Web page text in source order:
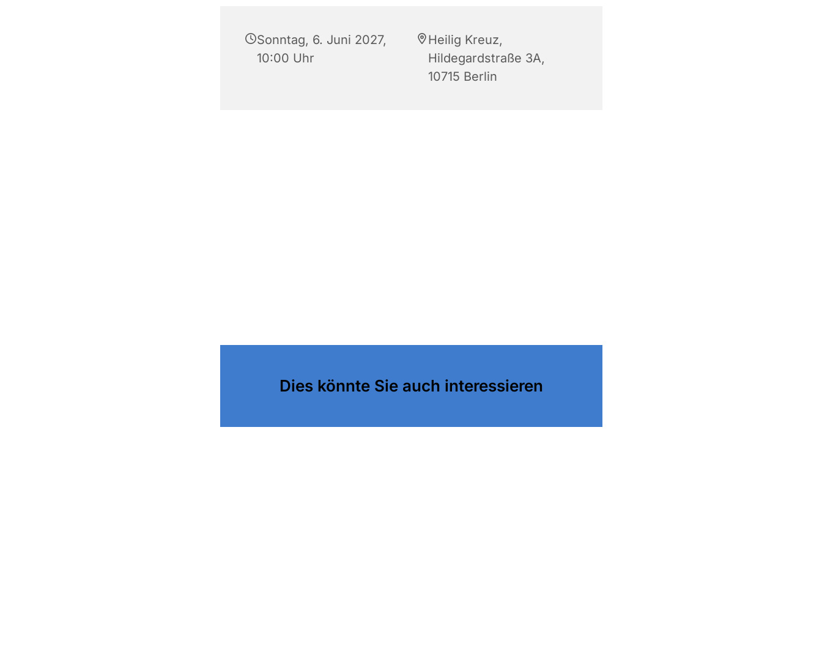
Sonntag, 6. Juni 2027,
10:00 Uhr
Heilig Kreuz,
Hildegardstraße 3A,
10715 Berlin
Dies könnte Sie auch interessieren